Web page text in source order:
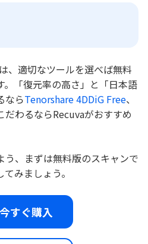
、適切なツールを選べば無料
。「復元率の高さ」と「日本語
ならTenorshare 4DDiG Free、
だわるならRecuvaがおすすめ
う、まずは無料版のスキャンで
みましょう。
今すぐ購入